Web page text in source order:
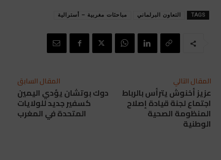
TAGS التعاون البرلماني مباحثات مغربية – أسترالية
المقال السابق
دوك بوتشان يؤدي اليمين
كسفير جديد للولايات
المتحدة في المغرب
المقال التالي
عزيز أخنوش يترأس بالرباط
اجتماع لجنة قيادة إصلاح
المنظومة الصحية
الوطنية